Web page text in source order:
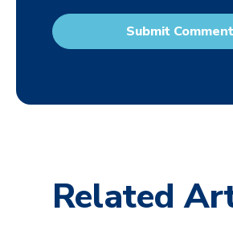
Related